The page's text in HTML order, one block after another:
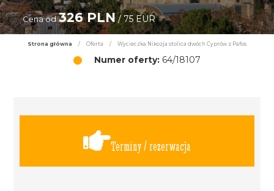
Cena od 326 PLN/ 75 EUR
Strona główna / Oferta / Wycieczka Nikozja stolica dwóch Cyprów z Pafos
Numer oferty: 64/18107
Terminy / rezerwacja